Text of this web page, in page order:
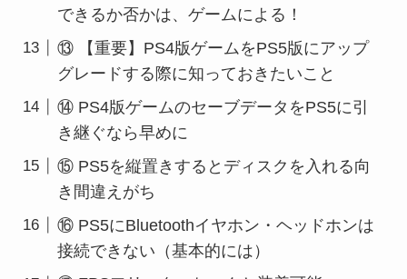
できるか否かは、ゲームによる！
⑬ 【重要】PS4版ゲームをPS5版にアップ
グレードする際に知っておきたいこと
⑭ PS4版ゲームのセーブデータをPS5に引
き継ぐなら早めに
⑮ PS5を縦置きするとディスクを入れる向
き間違えがち
⑯ PS5にBluetoothイヤホン・ヘッドホンは
接続できない（基本的には）